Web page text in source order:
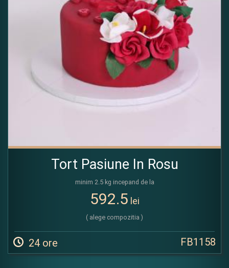
Tort Pasiune In Rosu
minim 2.5 kg incepand de la
592.5 lei
( alege compozitia )
24 ore FB1158